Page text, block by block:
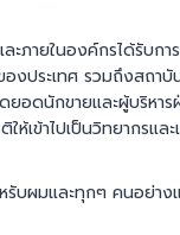
ภายในองค์กรได้รับกา
ประเทศ รวมถึงสถา
อดนักขายและผู้บริหา
ให้เข้าไปเป็นวิทยากร
บผมและทุกๆ คนอย่าง